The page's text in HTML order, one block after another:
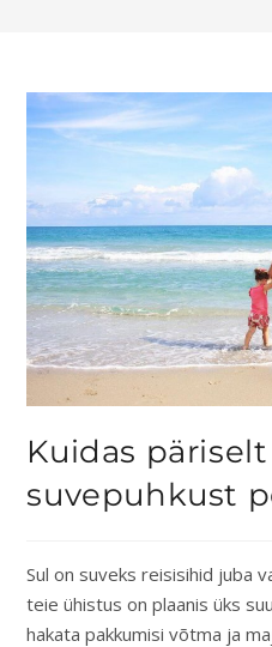
Kuidas
suvepuhkust
Sul on suveks reisisihid juba
teie ühistus on plaanis üks
hakata pakkumisi võtma ja